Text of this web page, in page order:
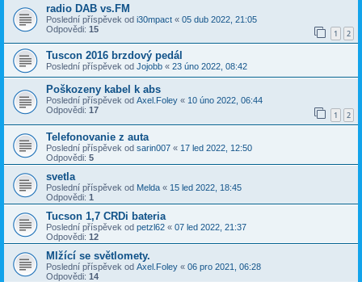
radio DAB vs.FM
Poslední příspěvek od i30mpact « 05 dub 2022, 21:05
Odpovědi: 15 1 2
Tuscon 2016 brzdový pedál
Poslední příspěvek od Jojobb « 23 úno 2022, 08:42
Poškozeny kabel k abs
Poslední příspěvek od Axel.Foley « 10 úno 2022, 06:44
Odpovědi: 17 1 2
Telefonovanie z auta
Poslední příspěvek od sarin007 « 17 led 2022, 12:50
Odpovědi: 5
svetla
Poslední příspěvek od Melda « 15 led 2022, 18:45
Odpovědi: 1
Tucson 1,7 CRDi bateria
Poslední příspěvek od petzl62 « 07 led 2022, 21:37
Odpovědi: 12
Mlžící se světlomety.
Poslední příspěvek od Axel.Foley « 06 pro 2021, 06:28
Odpovědi: 14